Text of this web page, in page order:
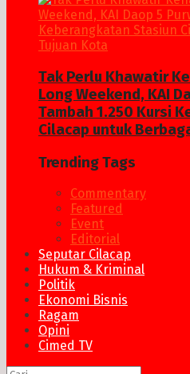
Tak Perlu Khawatir
Long Weekend, KAI
Tambah 1.250 Kursi
Cilacap untuk
Trending Tags
Commentary
Featured
Event
Editorial
Seputar Cilacap
Hukum & Kriminal
Politik
Ekonomi Bisnis
Ragam
Opini
Cimed TV